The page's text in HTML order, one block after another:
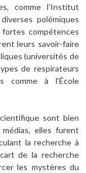
comme l’Institut
polémiques
compétences
leurs savoir-faire
(universités de
de respirateurs
comme à l’École
sont bien
elles furent
la recherche à
de la recherche
les mystères du